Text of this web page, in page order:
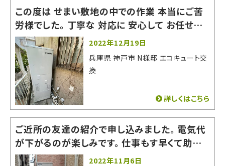
この度は せまい敷地の中での作業 本当にご苦
労様でした。 丁寧な 対応に 安心して お任せす
る事が できました。 またの機会がありましたら
よろしくお願いいたします。 有難うございました。
2022年12月19日
兵庫県 神戸市 N様邸 エコキュート交
換
詳しくはこちら
ご近所の友達の紹介で申し込みました。 電気代
が下がるのが楽しみです。 仕事もす早くて助かり
ました。
2022年11月6日